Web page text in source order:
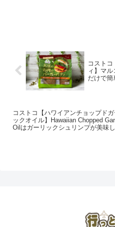
コスト
ィ】マ
だけで簡
コストコ【ハワイアンチョップドガ
ックオイル】Hawaiian Chopped
Oilはガーリックシュリンプが美味し